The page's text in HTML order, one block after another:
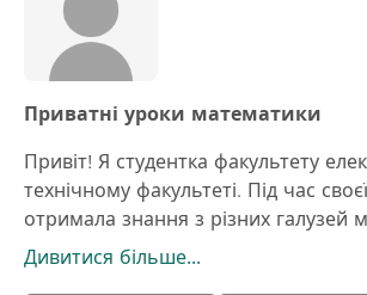
Приватні уроки математики
Привіт! Я студентка факультету
технічному факультеті. Під час
отримала знання з різних галузей
маю певний досвід у викладанні
Дивитися більше...